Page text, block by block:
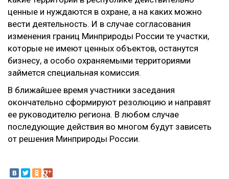
ценные и нуждаются в охране, а на каких можно
вести деятельность. И в случае согласования
изменения границ Минприроды России те участки,
которые не имеют ценных объектов, останутся
бизнесу, а особо охраняемыми территориями
займется специальная комиссия.
В ближайшее время участники заседания
окончательно сформируют резолюцию и направят
ее руководителю региона. В любом случае
последующие действия во многом будут зависеть
от решения Минприроды России.